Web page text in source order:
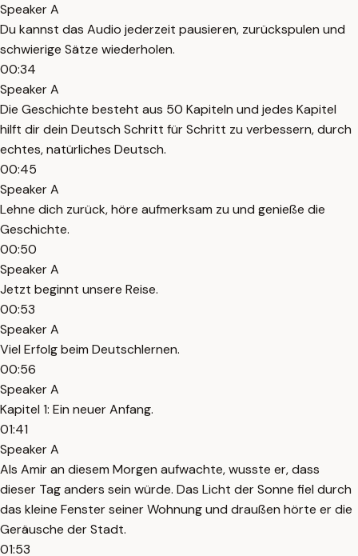
Speaker A
Du kannst das Audio jederzeit pausieren, zurückspulen und
schwierige Sätze wiederholen.
00:34
Speaker A
Die Geschichte besteht aus 50 Kapiteln und jedes Kapitel
hilft dir dein Deutsch Schritt für Schritt zu verbessern, durch
echtes, natürliches Deutsch.
00:45
Speaker A
Lehne dich zurück, höre aufmerksam zu und genieße die
Geschichte.
00:50
Speaker A
Jetzt beginnt unsere Reise.
00:53
Speaker A
Viel Erfolg beim Deutschlernen.
00:56
Speaker A
Kapitel 1: Ein neuer Anfang.
01:41
Speaker A
Als Amir an diesem Morgen aufwachte, wusste er, dass
dieser Tag anders sein würde. Das Licht der Sonne fiel durch
das kleine Fenster seiner Wohnung und draußen hörte er die
Geräusche der Stadt.
01:53